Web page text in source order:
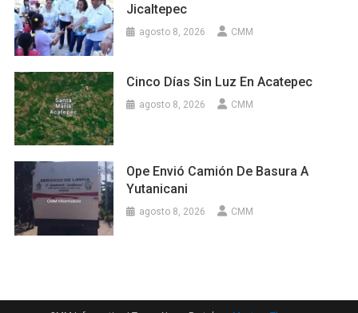
Jicaltepec
agosto 8, 2026 CMM
Cinco Días Sin Luz En Acatepec
agosto 8, 2026 CMM
Ope Envió Camión De Basura A
Yutanicani
agosto 8, 2026 CMM